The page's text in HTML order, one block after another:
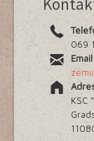
069
KSC